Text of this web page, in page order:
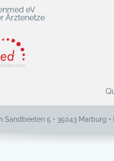
eV
Ärztenetze
Sandbeeten 5 • 35043 Marburg •